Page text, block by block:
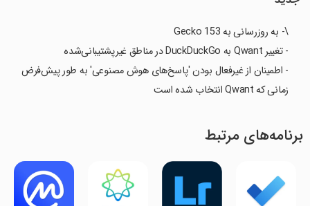
\- به روزرسانی به Gecko 153
- تغییر Qwant به DuckDuckGo در مناطق غیرپشتیبانی‌شده
- اطمینان از غیرفعال بودن 'پاسخ‌های هوش مصنوعی' به طور پیش‌فرض
زمانی که Qwant انتخاب شده است
برنامه‌های مرتبط